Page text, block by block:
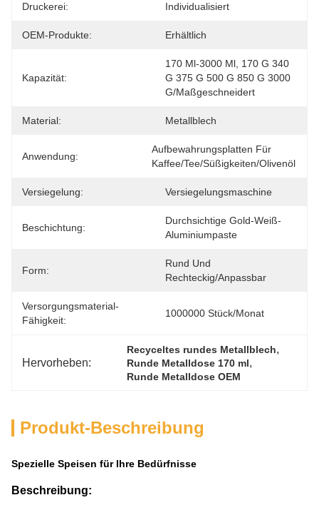
Druckerei: Individualisiert
OEM-Produkte: Erhältlich
Kapazität:
170 Ml-3000 Ml, 170 G 340
G 375 G 500 G 850 G 3000
G/Maßgeschneidert
Material: Metallblech
Anwendung:
Aufbewahrungsplatten Für
Kaffee/Tee/Süßigkeiten/Olivenöl
Versiegelung: Versiegelungsmaschine
Beschichtung:
Durchsichtige Gold-Weiß-
Aluminiumpaste
Form:
Rund Und
Rechteckig/anpassbar
Versorgungsmaterial-
Fähigkeit:
1000000 Stück/Monat
Hervorheben:
Recyceltes rundes Metallblech,
Runde Metalldose 170 ml,
Runde Metalldose OEM
Produkt-Beschreibung
Spezielle Speisen für Ihre Bedürfnisse
Beschreibung: